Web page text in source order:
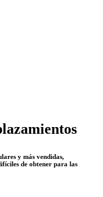
y más vendidas,
de obtener para las